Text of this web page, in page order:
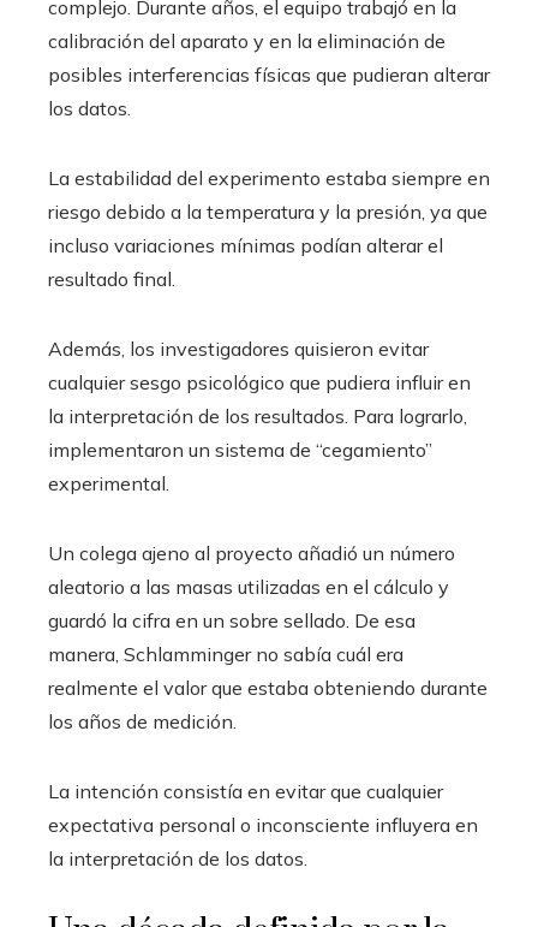
complejo. Durante años, el equipo trabajó en la
calibración del aparato y en la eliminación de
posibles interferencias físicas que pudieran alterar
los datos.
La estabilidad del experimento estaba siempre en
riesgo debido a la temperatura y la presión, ya que
incluso variaciones mínimas podían alterar el
resultado final.
Además, los investigadores quisieron evitar
cualquier sesgo psicológico que pudiera influir en
la interpretación de los resultados. Para lograrlo,
implementaron un sistema de “cegamiento”
experimental.
Un colega ajeno al proyecto añadió un número
aleatorio a las masas utilizadas en el cálculo y
guardó la cifra en un sobre sellado. De esa
manera, Schlamminger no sabía cuál era
realmente el valor que estaba obteniendo durante
los años de medición.
La intención consistía en evitar que cualquier
expectativa personal o inconsciente influyera en
la interpretación de los datos.